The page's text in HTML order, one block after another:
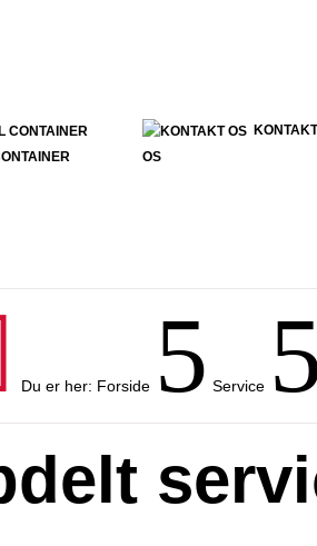
OS
Du er her: Forside 5 Service